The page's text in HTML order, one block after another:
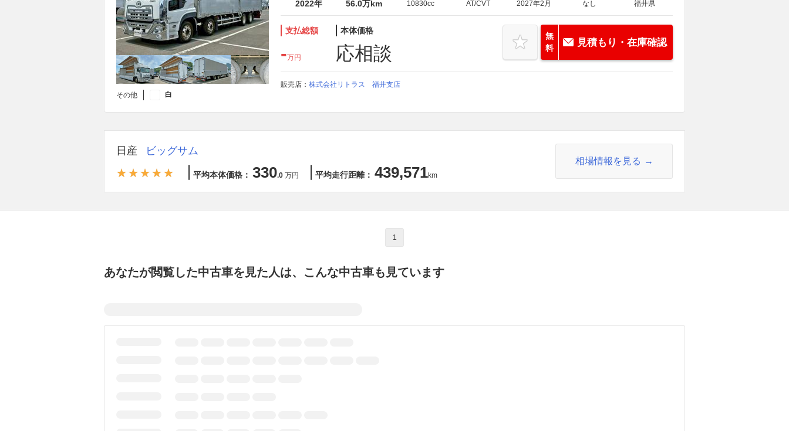
その他 白
2022年 56.0万km 10830cc AT/CVT 2027年2月 なし 福井県
支払総額
-万円
本体価格
応相談
無
料
見積もり・在庫確認
販売店： 株式会社リトラス 福井支店
日産 ビッグサム
平均本体価格： 330.0 万円 平均走行距離： 439,571km
相場情報を見る
1
あなたが閲覧した中古車を見た人は、こんな中古車も見ています